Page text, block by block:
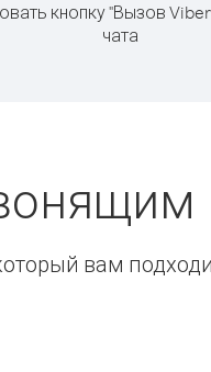
кнопку "Вызов
чата
вам